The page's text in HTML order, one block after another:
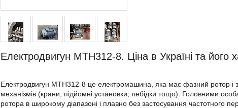
Електродвигун МТН312-8. Ціна в Україні та його
Електродвигун MTH312-8 це електромашина, яка має фазний ротор і
механізмів (крани, підйомні установки, лебідки тощо). Головними
ротора в широкому діапазоні і плавно без застосування частотного